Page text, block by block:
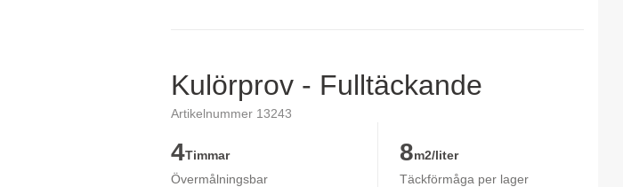
Kulörprov - Fulltäckande
Artikelnummer 13243
4Timmar
Övermålningsbar
8m2/liter
Täckförmåga per lager